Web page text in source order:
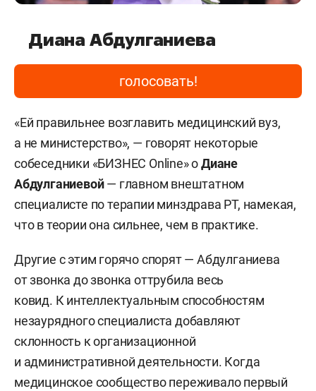
Диана Абдулганиева
голосовать!
«Ей правильнее возглавить медицинский вуз,
а не министерство», — говорят некоторые
собеседники «БИЗНЕС Online» оДиане
Абдулганиевой— главном внештатном
специалисте по терапии минздрава РТ, намекая,
что в теории она сильнее, чем в практике.
Другие с этим горячо спорят — Абдулганиева
от звонка до звонка оттрубила весь
ковид. К интеллектуальным способностям
незаурядного специалиста добавляют
склонность к организационной
и административной деятельности. Когда
медицинское сообщество переживало первый